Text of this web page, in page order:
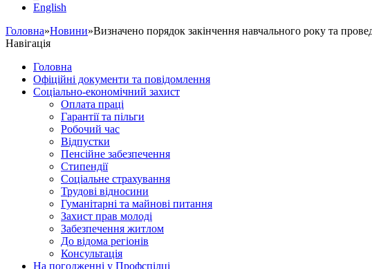
English
Головна»Новини»Визначено порядок закінчення навчального року та
Навігація
Головна
Офіційні документи та повідомлення
Соціально-економічний захист
Оплата праці
Гарантії та пільги
Робочий час
Відпустки
Пенсійне забезпечення
Стипендії
Соціальне страхування
Трудові відносини
Гуманітарні та майнові питання
Захист прав молоді
Забезпечення житлом
До відома регіонів
Консультація
На погодженні у Профспілці